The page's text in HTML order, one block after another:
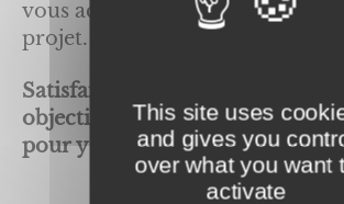
vous accompagner tout au
projet.
Satisfaire nos clients est notre
objectif, et nous mettons tout
pour y parvenir !
This site uses
and gives you
over what you want
activate